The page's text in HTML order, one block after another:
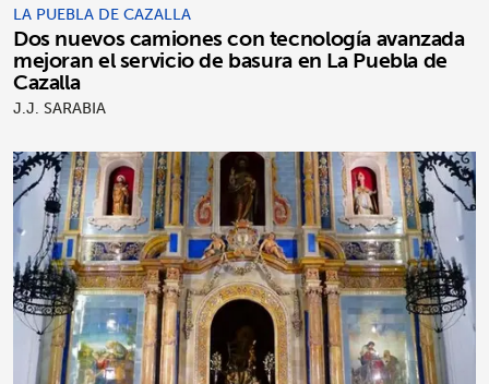
LA PUEBLA DE CAZALLA
Dos nuevos camiones con tecnología avanzada
mejoran el servicio de basura en La Puebla de
Cazalla
J.J. SARABIA